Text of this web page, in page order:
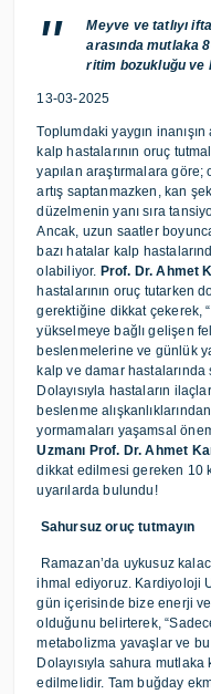
Meyve ve tatlıyı
arasında mutlaka
ritim bozukluğu ve
13-03-2025
Toplumdaki yaygın
kalp hastalarının oruç
yapılan araştırmalara
artış saptanmazken, kan
düzelmenin yanı sıra
Ancak, uzun saatler
bazı hatalar kalp
olabiliyor. Prof. Dr. Ahmet
hastalarının oruç tutarken
gerektiğine dikkat çekerek,
yükselmeye bağlı gelişen
beslenmelerine ve günlük
kalp ve damar hastalarında
Dolayısıyla hastaların
beslenme
yormamaları yaşamsal
Uzmanı Prof. Dr. Ahmet
dikkat edilmesi gereken 10
uyarılarda bulundu!
Sahursuz oruç tutmayın
Ramazan’da uykusuz
ihmal ediyoruz. Kardiyoloji
gün içerisinde bize enerji
olduğunu belirterek,
metabolizma yavaşlar ve
Dolayısıyla sahura
edilmelidir. Tam buğday